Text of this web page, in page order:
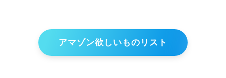
アマゾン欲しいものリスト